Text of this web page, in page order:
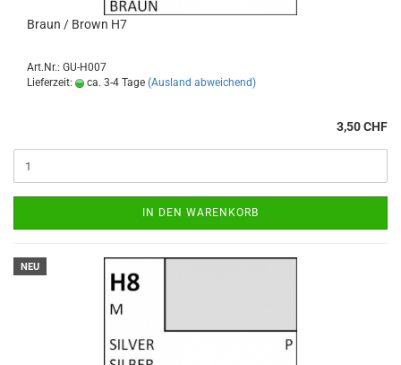
Braun / Brown H7
Art.Nr.: GU-H007
Lieferzeit:
ca. 3-4 Tage (Ausland abweichend)
3,50 CHF
IN DEN WARENKORB
NEU